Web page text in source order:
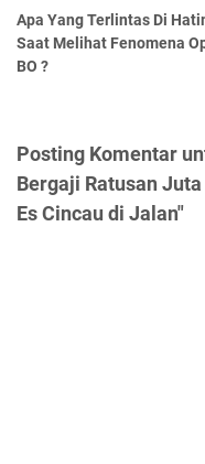
Apa Yang Terlintas Di
Saat Melihat Fenomena
BO ?
Posting Komentar
Bergaji Ratusan
Es Cincau di Jalan"